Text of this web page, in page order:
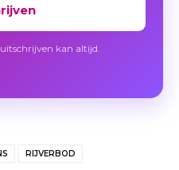
kan altijd.
RIJVERBOD